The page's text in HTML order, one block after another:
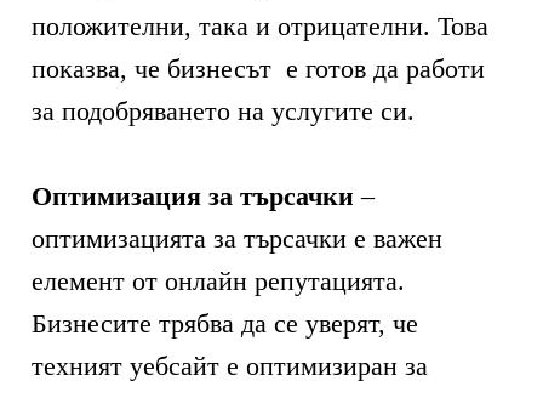
положителни, така и отрицателни. Това
показва, че бизнесът е готов да работи
за подобряването на услугите си.
Оптимизация за търсачки –
оптимизацията за търсачки е важен
елемент от онлайн репутацията.
Бизнесите трябва да се уверят, че
техният уебсайт е оптимизиран за